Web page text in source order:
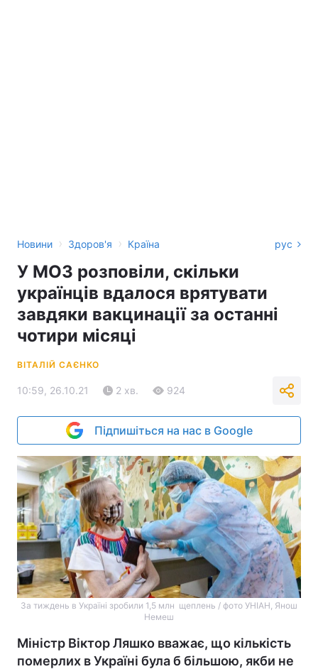
Новини › Здоров'я › Країна рус
У МОЗ розповіли, скільки
українців вдалося врятувати
завдяки вакцинації за останні
чотири місяці
ВІТАЛІЙ САЄНКО
10:59, 26.10.21 2 хв. 924
Підпишіться на нас в Google
За тиждень в Україні зробили 1,5 млн щеплень / фото УНІАН, Янош
Немеш
Міністр Віктор Ляшко вважає, що кількість
померлих в Україні була б більшою, якби не